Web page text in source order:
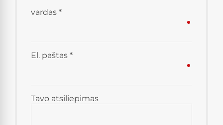
Tavo atsiliepimas
vardas *
El. paštas *